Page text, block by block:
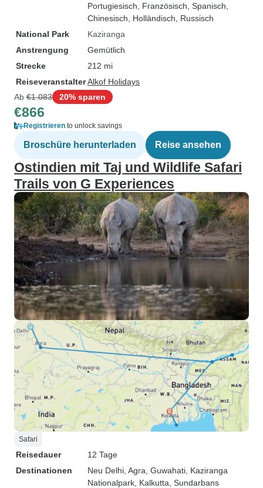
Portugiesisch, Französisch, Spanisch,
Chinesisch, Holländisch, Russisch
National Park
Kaziranga
Anstrengung
Gemütlich
Strecke
212 mi
ReiseveranstalterAlkof Holidays
Ab €1.083 20% sparen
€866
Registrieren to unlock savings
Broschüre herunterladen Reise ansehen
Ostindien mit Taj und Wildlife Safari
Trails von G Experiences
Safari
Reisedauer
12 Tage
Destinationen
Neu Delhi , Agra , Guwahati , Kaziranga
Nationalpark , Kalkutta , Sundarbans